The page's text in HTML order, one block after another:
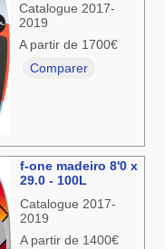
Catalogue 2017-
2019
A partir de 1700€
Comparer
f-one madeiro 8'0 x
29.0 - 100L
Catalogue 2017-
2019
A partir de 1400€